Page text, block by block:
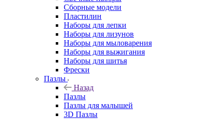
Сборные модели
Пластилин
Наборы для лепки
Наборы для лизунов
Наборы для мыловарения
Наборы для выжигания
Наборы для шитья
Фрески
Пазлы
Назад
Пазлы
Пазлы для малышей
3D Пазлы